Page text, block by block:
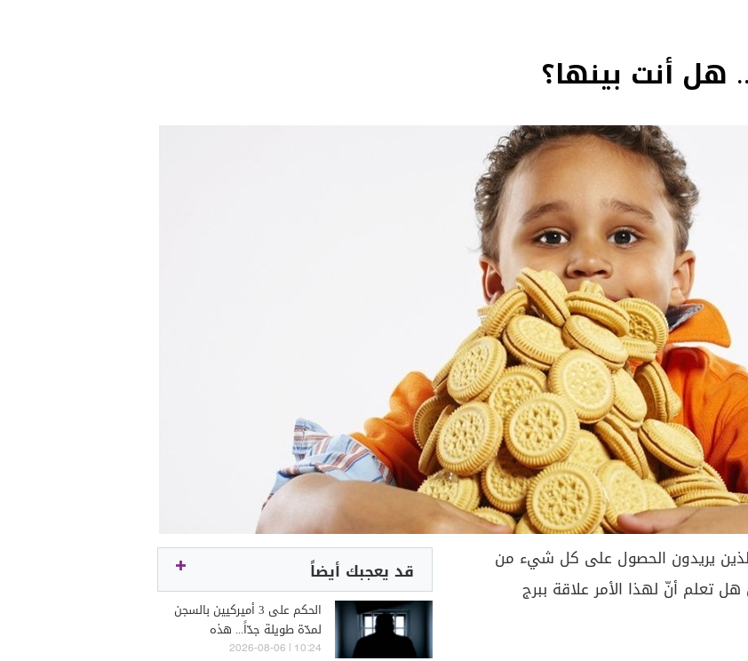
يريدون الحصول على كل شيء من
تعلم أنّ لهذا الأمر علاقة ببرج
قد يعجبك أيضاً
الحكم على 3 أميركيين بالسجن
لمدّة طويلة جدّاً... هذه
تهمتهم
10:24 | 2026-08-06